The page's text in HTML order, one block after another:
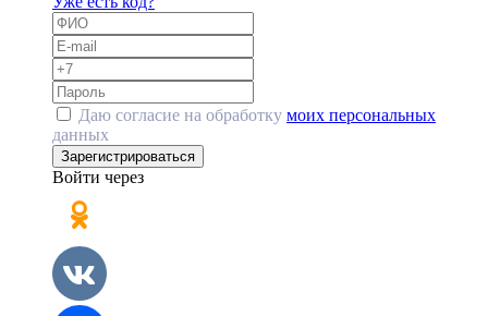
Даю согласие на обработку моих персональных
данных
Зарегистрироваться
Войти через